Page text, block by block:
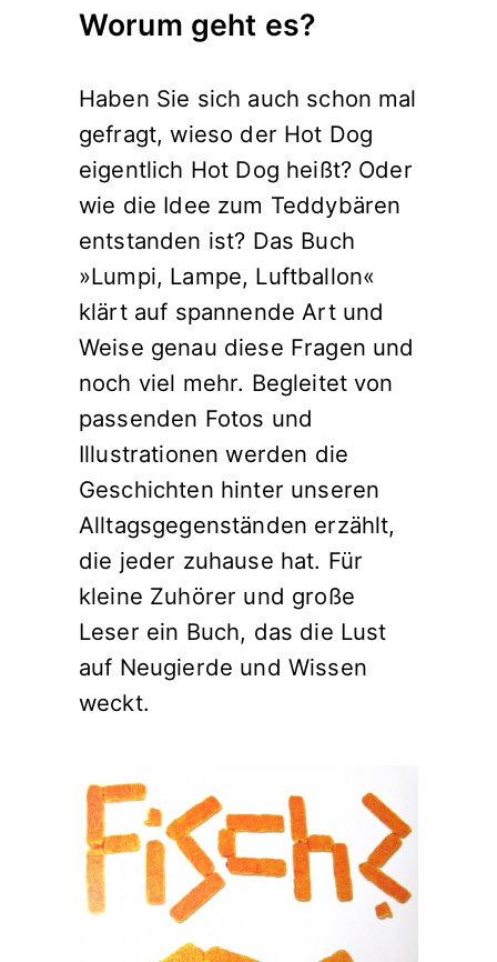
Worum geht es?
Haben Sie sich auch schon mal
gefragt, wieso der Hot Dog
eigentlich Hot Dog heißt? Oder
wie die Idee zum Teddybären
entstanden ist? Das Buch
»Lumpi, Lampe, Luftballon«
klärt auf spannende Art und
Weise genau diese Fragen und
noch viel mehr. Begleitet von
passenden Fotos und
Illustrationen werden die
Geschichten hinter unseren
Alltagsgegenständen erzählt,
die jeder zuhause hat. Für
kleine Zuhörer und große
Leser ein Buch, das die Lust
auf Neugierde und Wissen
weckt.